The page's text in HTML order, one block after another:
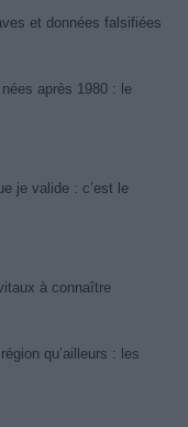
et données falsifiées
après 1980 : le
je valide : c’est le
à connaître
qu’ailleurs : les